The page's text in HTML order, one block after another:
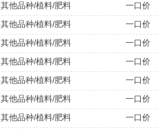
其他品种/植料/肥料 一口价
其他品种/植料/肥料 一口价
其他品种/植料/肥料 一口价
其他品种/植料/肥料 一口价
其他品种/植料/肥料 一口价
其他品种/植料/肥料 一口价
其他品种/植料/肥料 一口价